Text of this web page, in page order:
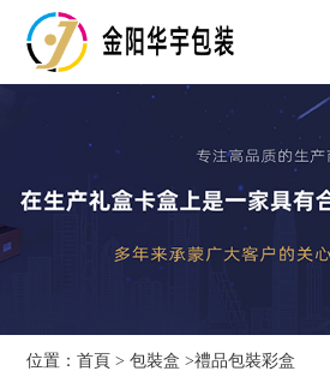
位置：首頁 >包裝盒 >禮品包裝彩盒